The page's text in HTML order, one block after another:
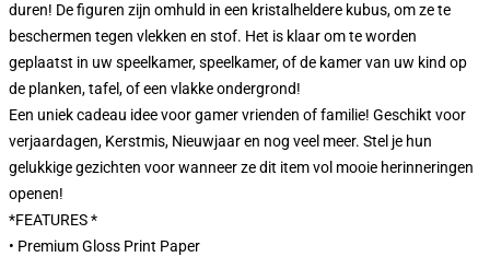
duren! De figuren zijn omhuld in een kristalheldere kubus, om ze te
beschermen tegen vlekken en stof. Het is klaar om te worden
geplaatst in uw speelkamer, speelkamer, of de kamer van uw kind op
de planken, tafel, of een vlakke ondergrond!
Een uniek cadeau idee voor gamer vrienden of familie! Geschikt voor
verjaardagen, Kerstmis, Nieuwjaar en nog veel meer. Stel je hun
gelukkige gezichten voor wanneer ze dit item vol mooie herinneringen
openen!
*FEATURES *
• Premium Gloss Print Paper